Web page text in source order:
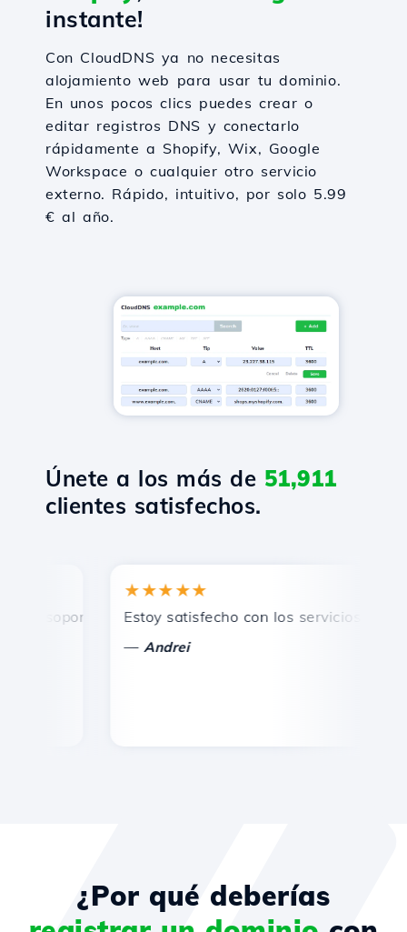
instante!
Con CloudDNS ya no necesitas
alojamiento web para usar tu dominio.
En unos pocos clics puedes crear o
editar registros DNS y conectarlo
rápidamente a Shopify, Wix, Google
Workspace o cualquier otro servicio
externo. Rápido, intuitivo, por solo 5.99
€ al año.
Únete a los más de 51,911
clientes satisfechos.
soporte técnico rápido y eficiente.
★★★★★
Estoy satisfecho con los servicios
Andrei
¿Por qué deberías